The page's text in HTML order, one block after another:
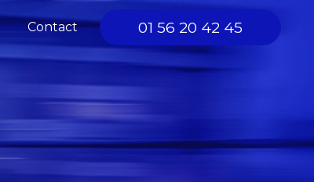
Contact 01 56 20 42 45